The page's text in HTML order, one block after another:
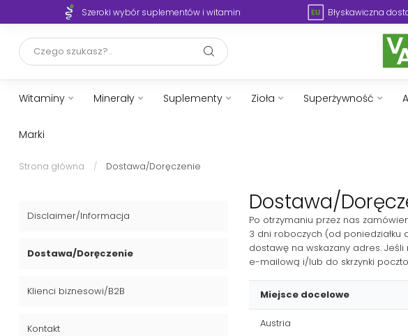
Szeroki wybór suplementów i witamin Błyskawiczna
Witaminy Minerały Suplementy Zioła Superżywność
Marki
Strona główna / Dostawa/Doręczenie
Disclaimer/Informacja
Dostawa/Doręczenie
Klienci biznesowi/B2B
Kontakt
Dostawa/
Po otrzymaniu przez nas
3 dni roboczych (od poniedziałku
dostawę na wskazany adres.
e-mailową i/lub do skrzynki
Miejsce docelowe
Austria